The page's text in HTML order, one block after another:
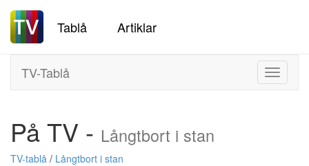
Tablå Artiklar
Toggle
TV-Tablå
På TV - Långtbort i stan
TV-tablå / Långtbort i stan